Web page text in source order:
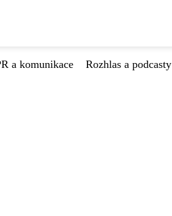
a komunikace Rozhlas a podcasty